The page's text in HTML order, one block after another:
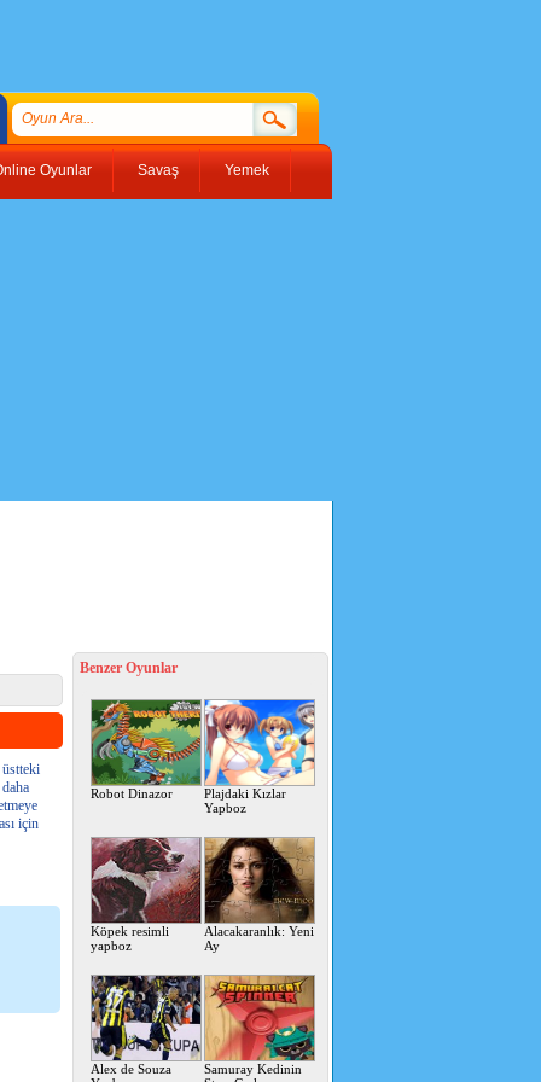
Oyunlar Savaş Yemek
için
Benzer Oyunlar
Robot Dinazor
Plajdaki Kızlar
Yapboz
Köpek resimli
yapboz
Alacakaranlık: Yeni
Ay
Alex de Souza
Samuray Kedinin